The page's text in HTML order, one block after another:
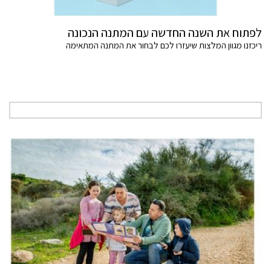
לפתוח את השנה החדשה עם המתנה הנכונה
ריכזנו מגוון המלצות שיעזרו לכם לבחור את המתנה המתאימה